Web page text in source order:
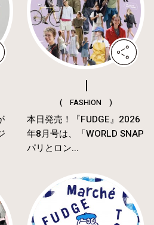
( FASHION )
本日発売！『FUDGE』2026
年8月号は、「WORLD SNAP
パリとロン...